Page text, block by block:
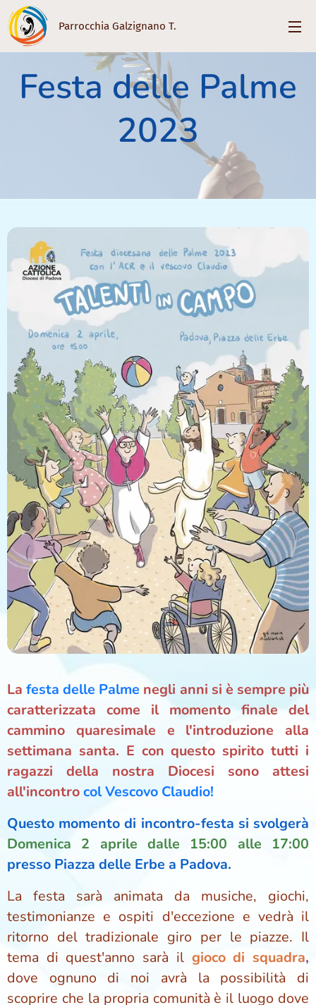
Parrocchia Galzignano T.
Festa delle Palme
2023
Lafesta delle Palme negli anni si è sempre più
caratterizzata come il momento finale del
cammino quaresimale e l'introduzione alla
settimana santa. E con questo spirito tutti i
ragazzi della nostra Diocesi sono attesi
all'incontrocol Vescovo Claudio!
Questo momento di incontro-festa si svolgerà
Domenica 2 aprile dalle 15:00 alle 17:00
presso Piazza delle Erbe a Padova.
La festa sarà animata da musiche, giochi,
testimonianze e ospiti d'eccezione e vedrà il
ritorno del tradizionale giro per le piazze. Il
tema di quest'anno sarà il gioco di squadra,
dove ognuno di noi avrà la possibilità di
scoprire che la propria comunità è il luogo dove